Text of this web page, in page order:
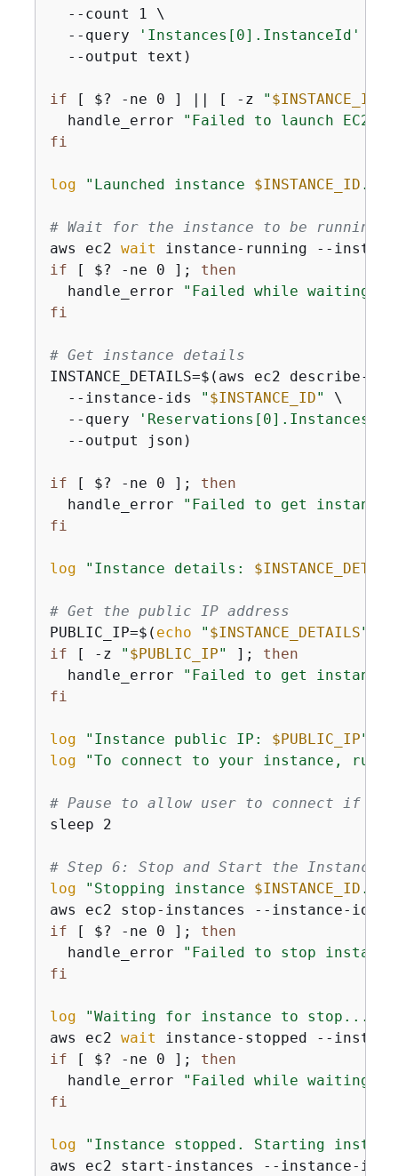
  --count 1 \
  --query
'Instances[0].InstanceId'
  --output text)
if [ $? -ne 0 ] || [ -z " $INSTANCE_ID
  handle_error
"Failed to launch EC2
fi
log "Launched instance $INSTANCE_ID .
# Wait for the instance to be running
aws ec2 wait instance-running --
if [ $? -ne 0 ]; then
  handle_error
"Failed while waiting
fi
# Get instance details
INSTANCE_DETAILS=$(aws ec2 describe-
  --instance-ids
" $INSTANCE_ID"
\
  --query
  --output json)
if [ $? -ne 0 ]; then
  handle_error
"Failed to get instance
fi
log "Instance details:
# Get the public IP address
PUBLIC_IP=$( echo " $INSTANCE_DETAILS"
if [ -z " $PUBLIC_IP" ]; then
  handle_error
"Failed to get instance
fi
log "Instance public IP: $PUBLIC_IP"
log
"To connect to your instance,
# Pause to allow user to connect if
sleep 2
# Step 6: Stop and Start the Instance
log
"Stopping instance $INSTANCE_ID ..."
aws ec2 stop-instances --instance-ids
if [ $? -ne 0 ]; then
  handle_error
"Failed to stop
fi
log
"Waiting for instance to stop..."
aws ec2 wait instance-stopped --
if [ $? -ne 0 ]; then
  handle_error
"Failed while waiting
fi
log
"Instance stopped. Starting
aws ec2 start-instances --instance-ids